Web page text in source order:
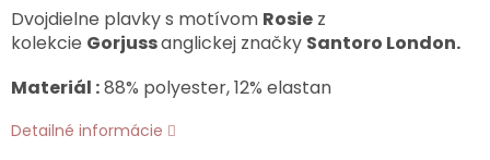
Dvojdielne plavky s motívom Rosie z
kolekcie Gorjussanglickej značky Santoro London.
Materiál :88% polyester, 12% elastan
Detailné informácie